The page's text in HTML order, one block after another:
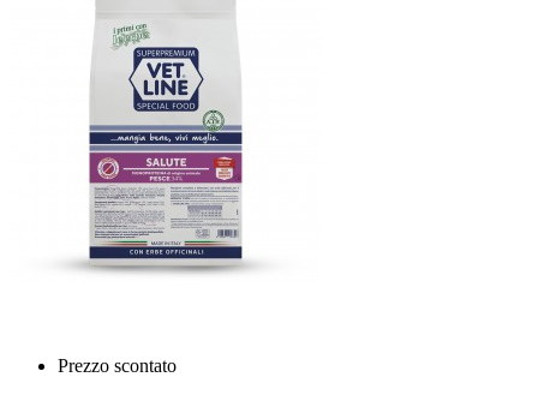
Prezzo scontato